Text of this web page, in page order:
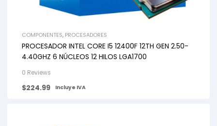
COMPONENTES, PROCESADORES
PROCESADOR INTEL CORE I5 12400F 12TH GEN 2.50-
4.40GHZ 6 NÚCLEOS 12 HILOS LGA1700
0 Reviews
$224.99 Incluye IVA